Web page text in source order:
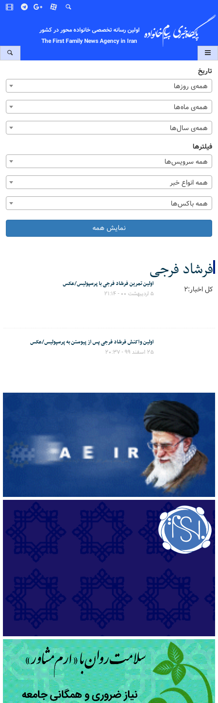
اولین رسانه تخصصی خانواده محور در کشور
The First Family News Agency in Iran
تاریخ
همه‌ی روزها
همه‌ی ماه‌ها
همه‌ی سال‌ها
فیلترها
همه سرویس‌ها
همه انواع خبر
همه باکس‌ها
نمایش همه
فرشاد فرجی
کل اخبار:2 اولین تمرین فرشاد فرجی با پرسپولیس/عکس
۵ اردیبهشت ۰۰ - ۲۱:۱۴
اولین واکنش فرشاد فرجی پس از پیوستن به پرسپولیس/عکس
۲۵ اسفند ۹۹ - ۲۰:۳۷